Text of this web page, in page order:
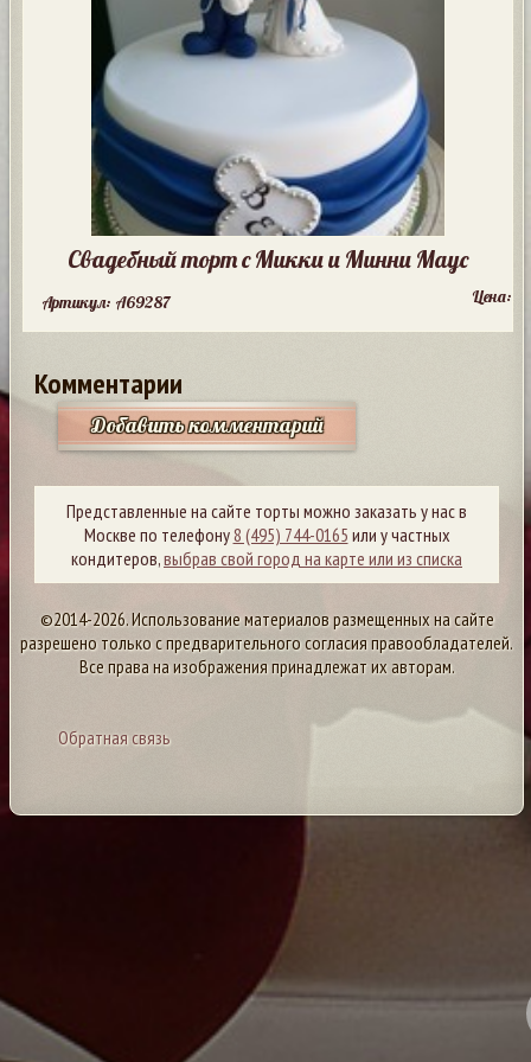
Свадебный торт с Микки и Минни Маус
Артикул: A69287 Цена:
Комментарии
Добавить комментарий
Представленные на сайте торты можно заказать у нас в
Москве по телефону8 (495) 744-0165 или у частных
кондитеров,выбрав свой город на карте или из списка
©2014-2026. Использование материалов размещенных на сайте
разрешено только с предварительного согласия правообладателей.
Все права на изображения принадлежат их авторам.
Обратная связь